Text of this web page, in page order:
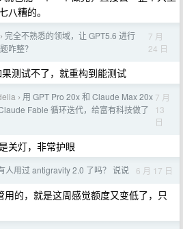
八糟的。
› 完全不熟悉的领域，让 GPT5.6 进行
咋整？
7 月
24 日
测试不了，就重构到能测试
› 用 GPT Pro 20x 和 Claude Max 20x
Fable 循环迭代，给富有科技做了
7 月
13
日
关灯，非常护眼
人用过 antigravity 2.0 了吗？ 说说 6 月 17 日
的，就是这周感觉额度又变低了，只